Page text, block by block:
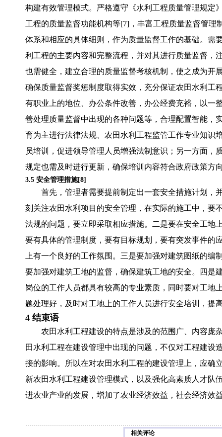
构建有效管理模式。严格遵守《水利工程质量管理规定
工程的质量监督功能机构等[7]，丰富工程质量监督管
体系和相应的具体细则，作为质量监督工作的基础。需
利工程的主要内容和完整流程，并对其进行质量监督，
也需健全，建立合理的质量监督考核机制，使之成为开
确保质量监督奖惩制度取得实效，充分保证农田水利工
有职业上的地位、办公条件改善，办公经费充裕，以一
善处理质量监督中出现的各种问题等，合理配置智能，
育为主进行法律法规、农田水利工程监管工作专业知识
员培训，促进领导管理人员增强法制意识；另一方面
规定也需及时进行更新，确保培训内容符合政府政策方
3.5 安全管理措施[8]
首先，管理者需要提前制定出一套安全措施计划，
刻关注农田水利项目的安全管理，在实际的施工中，要
法规的问题，要立即采取相应措施。二是要在安全工地
要有具体的管理制度，要有目标规划，要有突发事件的
上有一个良好的工作氛围。三是要加强对建筑图纸的
要加强对建筑工地的监督，确保建筑工地的安全。四是
岗位的工作人员都具有较高的专业素质，同时要对工地
题处理好，及时对工地上的工作人员进行安全培训，提
4 结束语
农田水利工程建设的特点是涉及的范围广、内容庞
田水利工程在建设管理中出现的问题，不仅对工程建设
接的影响。所以在对农田水利工程的建设管理上，应确
新农田水利工程建设管理模式，以及强化高素质人才队
进农业产业的发展，增加了农业经济效益，社会经济效
相关评论